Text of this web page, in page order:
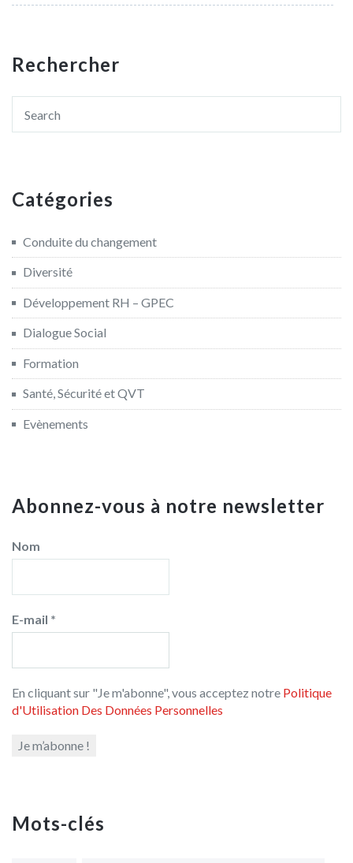
Rechercher
Catégories
Conduite du changement
Diversité
Développement RH – GPEC
Dialogue Social
Formation
Santé, Sécurité et QVT
Evènements
Abonnez-vous à notre newsletter
Nom
E-mail *
En cliquant sur "Je m'abonne", vous acceptez notre Politique
d'Utilisation Des Données Personnelles
Mots-clés